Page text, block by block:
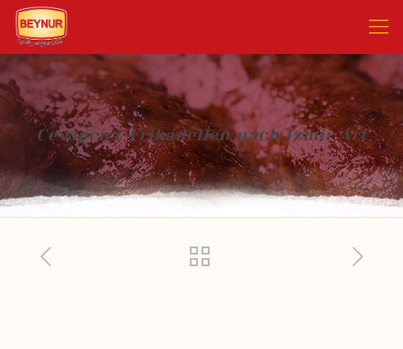
Cevapcici-Frikadellen nach İzmir Art